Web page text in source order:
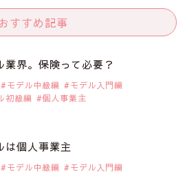
おすすめ記事
業界。保険って必要？
モデル中級編
モデル入門編
初級編
個人事業主
は個人事業主
モデル中級編
モデル入門編